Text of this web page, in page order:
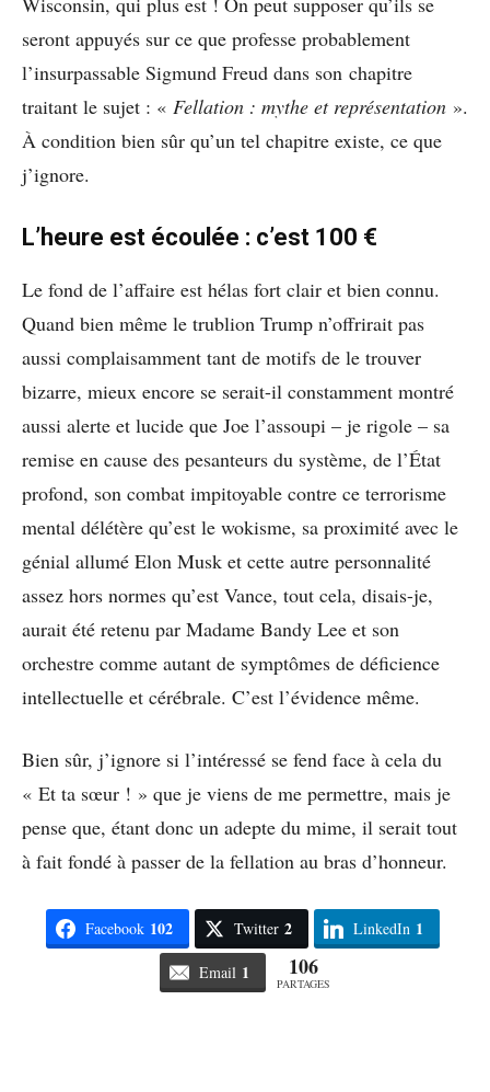
seront appuyés sur ce que professe probablement
l’insurpassable Sigmund Freud dans son chapitre
traitant le sujet : « Fellation : mythe et représentation ».
À condition bien sûr qu’un tel chapitre existe, ce que
j’ignore.
L’heure est écoulée : c’est 100 €
Le fond de l’affaire est hélas fort clair et bien connu.
Quand bien même le trublion Trump n’offrirait pas
aussi complaisamment tant de motifs de le trouver
bizarre, mieux encore se serait-il constamment montré
aussi alerte et lucide que Joe l’assoupi – je rigole – sa
remise en cause des pesanteurs du système, de l’État
profond, son combat impitoyable contre ce terrorisme
mental délétère qu’est le wokisme, sa proximité avec le
génial allumé Elon Musk et cette autre personnalité
assez hors normes qu’est Vance, tout cela, disais-je,
aurait été retenu par Madame Bandy Lee et son
orchestre comme autant de symptômes de déficience
intellectuelle et cérébrale. C’est l’évidence même.
Bien sûr, j’ignore si l’intéressé se fend face à cela du
« Et ta sœur ! » que je viens de me permettre, mais je
pense que, étant donc un adepte du mime, il serait tout
à fait fondé à passer de la fellation au bras d’honneur.
Facebook 102 Twitter 2 LinkedIn 1
Email 1 106
PARTAGES